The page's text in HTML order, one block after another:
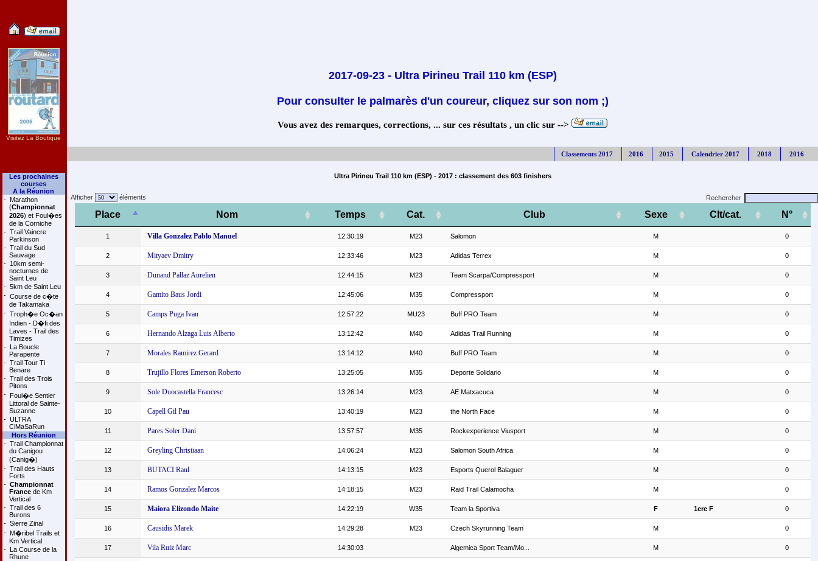
Visitez La Boutique
Les prochaines
courses
A la Réunion
- Marathon
(Championnat
2026) et Foul�es
de la Corniche
- Trail Vaincre
Parkinson
- Trail du Sud
Sauvage
- 10km semi-
nocturnes de
Saint Leu
- 5km de Saint Leu
- Course de c�te
de Takamaka
- Troph�e Oc�an
Indien - D�fi des
Laves - Trail des
Timizes
- La Boucle
Parapente
- Trail Tour Ti
Benare
- Trail des Trois
Pitons
- Foul�e Sentier
Littoral de Sainte-
Suzanne
- ULTRA
CiMaSaRun
Hors Réunion
- Trail Championnat
du Canigou
(Canig�)
- Trail des Hauts
Forts
- Championnat
Francede Km
Vertical
- Trail des 6
Burons
- Sierre Zinal
- M�ribel Trails et
Km Vertical
- La Course de la
Rhune
2017-09-23 - Ultra Pirineu Trail 110 km (ESP)
Pour consulter le palmarès d'un coureur, cliquez sur son nom ;)
Vous avez des remarques, corrections, ... sur ces résultats , un clic sur -->
Classements 2017 2016 2015 Calendrier 2017 2018 2016
Ultra Pirineu Trail 110 km (ESP) - 2017 : classement des 603 finishers
Afficher éléments Rechercher
Place Nom Temps Cat. Club Sexe Clt/cat. N°
1 Villa Gonzalez Pablo Manuel 12:30:19 M23 Salomon M 0
2 Mityaev Dmitry 12:33:46 M23 Adidas Terrex M 0
3 Dunand Pallaz Aurelien 12:44:15 M23 Team Scarpa/Compressport M 0
4 Gamito Baus Jordi 12:45:06 M35 Compressport M 0
5 Camps Puga Ivan 12:57:22 MU23 Buff PRO Team M 0
6 Hernando Alzaga Luis Alberto 13:12:42 M40 Adidas Trail Running M 0
7 Morales Ramirez Gerard 13:14:12 M40 Buff PRO Team M 0
8 Trujillo Flores Emerson Roberto 13:25:05 M35 Deporte Solidario M 0
9 Sole Duocastella Francesc 13:26:14 M23 AE Matxacuca M 0
10 Capell Gil Pau 13:40:19 M23 the North Face M 0
11 Pares Soler Dani 13:57:57 M35 Rockexperience Viusport M 0
12 Greyling Christiaan 14:06:24 M23 Salomon South Africa M 0
13 BUTACI Raul 14:13:15 M23 Esports Querol Balaguer M 0
14 Ramos Gonzalez Marcos 14:18:15 M23 Raid Trail Calamocha M 0
15 Maiora Elizondo Maite 14:22:19 W35 Team la Sportiva F 1ere F 0
16 Causidis Marek 14:29:28 M23 Czech Skyrunning Team M 0
17 Vila Ruiz Marc 14:30:03 Algemica Sport Team/Mo... M 0